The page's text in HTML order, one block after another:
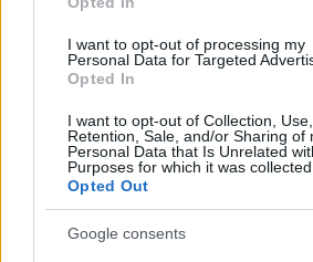
I want to opt-out of processing my
Personal Data for Targeted
Opted In
I want to opt-out of Collection, Use,
Retention, Sale, and/or Sharing of
Personal Data that Is Unrelated
Purposes for which it was collected.
Opted Out
Google consents
Costa Smeralda
nell’estate 2026
Controlli all’aeroporto di